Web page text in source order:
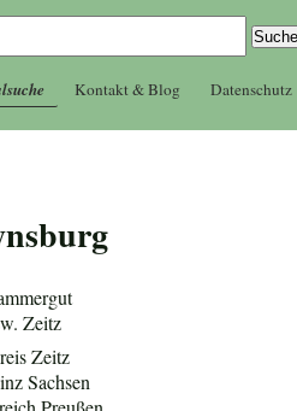
Kontakt & Blog Datenschutz
Zeitz
Zeitz
Sachsen